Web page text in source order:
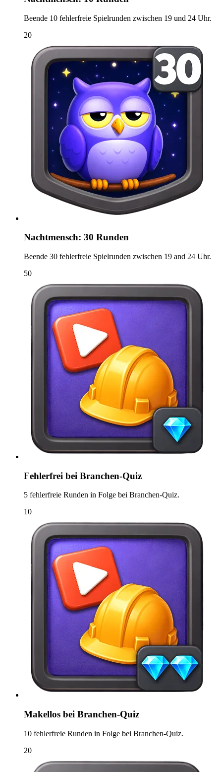
Beende 10 fehlerfreie Spielrunden zwischen 19 und 24 Uhr.
20
Nachtmensch: 30 Runden
Beende 30 fehlerfreie Spielrunden zwischen 19 and 24 Uhr.
50
Fehlerfrei bei Branchen-Quiz
5 fehlerfreie Runden in Folge bei Branchen-Quiz.
10
Makellos bei Branchen-Quiz
10 fehlerfreie Runden in Folge bei Branchen-Quiz.
20